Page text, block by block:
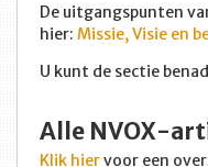
De uitgangspunten
hier: Missie, Visie en
U kunt de sectie
Alle NVOX-
Klik hiervoor een